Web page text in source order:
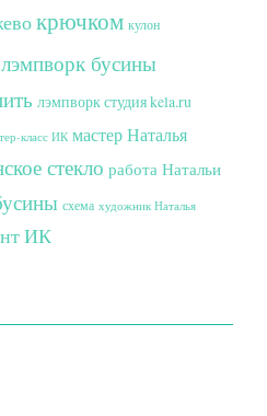
крючком кулон
лэмпворк бусины
лэмпворк студия kela.ru
класс ИК мастер Наталья
стекло работа Натальи
схема художник Наталья
ИК